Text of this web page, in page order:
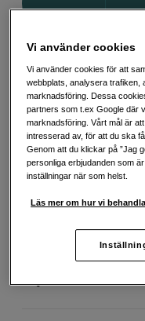
Det här är en
mycket. Håll utkik
utvalda favoriter.
Läs mer
Köp nu och
Vi använder cookies
Vi använder cookies för att
webbplats, analysera trafiken,
marknadsföring. Dessa
partners som t.ex Google där
marknadsföring. Vårt mål är
intresserad av, för att du ska
Genom att du klickar på ”Jag
personliga erbjudanden som
inställningar när som helst.
Läs mer om hur vi